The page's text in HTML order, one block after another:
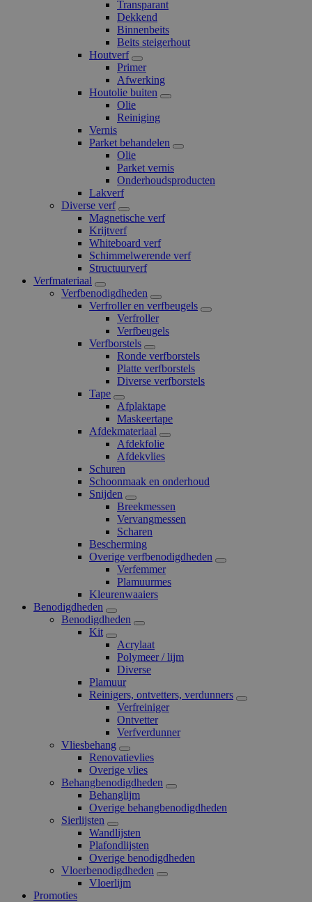
Transparant
Dekkend
Binnenbeits
Beits steigerhout
Houtverf
Primer
Afwerking
Houtolie buiten
Olie
Reiniging
Vernis
Parket behandelen
Olie
Parket vernis
Onderhoudsproducten
Lakverf
Diverse verf
Magnetische verf
Krijtverf
Whiteboard verf
Schimmelwerende verf
Structuurverf
Verfmateriaal
Verfbenodigdheden
Verfroller en verfbeugels
Verfroller
Verfbeugels
Verfborstels
Ronde verfborstels
Platte verfborstels
Diverse verfborstels
Tape
Afplaktape
Maskeertape
Afdekmateriaal
Afdekfolie
Afdekvlies
Schuren
Schoonmaak en onderhoud
Snijden
Breekmessen
Vervangmessen
Scharen
Bescherming
Overige verfbenodigdheden
Verfemmer
Plamuurmes
Kleurenwaaiers
Benodigdheden
Benodigdheden
Kit
Acrylaat
Polymeer / lijm
Diverse
Plamuur
Reinigers, ontvetters, verdunners
Verfreiniger
Ontvetter
Verfverdunner
Vliesbehang
Renovatievlies
Overige vlies
Behangbenodigdheden
Behanglijm
Overige behangbenodigdheden
Sierlijsten
Wandlijsten
Plafondlijsten
Overige benodigdheden
Vloerbenodigdheden
Vloerlijm
Promoties